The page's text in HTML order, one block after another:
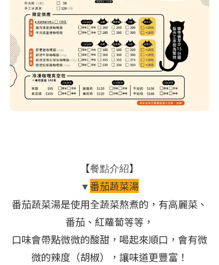
【餐點介紹】
▼ 番茄蔬菜湯
番茄蔬菜湯是使用全蔬菜熬煮的，有高麗菜、
番茄、紅蘿蔔等等，
口味會帶點微微的酸甜，喝起來順口，會有微
微的辣度（胡椒），讓味道更豐富！